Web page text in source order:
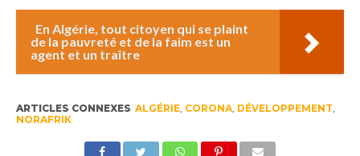
En Algérie, tout citoyen qui se plaint
de la pauvreté et de la faim est un
agent et un traître
ARTICLES CONNEXES ALGÉRIE, CORONA, DÉVELOPPEMENT,
NORAFRIK